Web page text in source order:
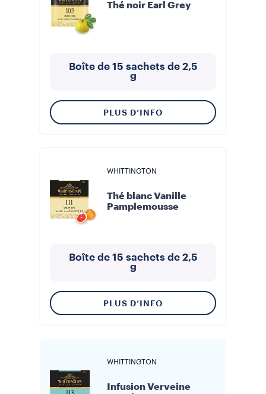
Thé noir Earl Grey
Boîte de 15 sachets de 2,5
g
PLUS D’INFO
WHITTINGTON
Thé blanc Vanille
Pamplemousse
Boîte de 15 sachets de 2,5
g
PLUS D’INFO
WHITTINGTON
Infusion Verveine